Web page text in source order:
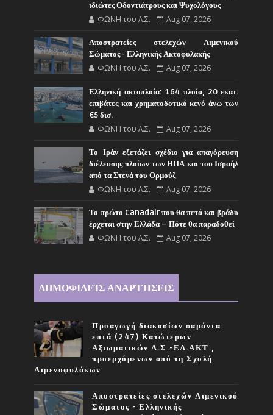
ιδιώτες Οδοντιάτρους και Ψυχολόγους
ΦΩΝΗ του Λ.Σ. Aug 07, 2026
Αποστρατείες στελεχών Λιμενικού
Σώματος - Ελληνικής Ακτοφυλακής
ΦΩΝΗ του Λ.Σ. Aug 07, 2026
Ελληνική ακτοπλοΐα: 164 πλοία, 20 εκατ.
επιβάτες και χρηματοδοτικό κενό άνω των
€5 δισ.
ΦΩΝΗ του Λ.Σ. Aug 07, 2026
Το Ιράν εξετάζει σχέδιο για απαγόρευση
διέλευσης πλοίων των ΗΠΑ και του Ισραήλ
από τα Στενά του Ορμούζ
ΦΩΝΗ του Λ.Σ. Aug 07, 2026
Το πρώτο Canadair που θα πετά και βράδυ
έρχεται στην Ελλάδα – Πότε θα παραδοθεί
ΦΩΝΗ του Λ.Σ. Aug 07, 2026
ΔΗΜΟΦΙΛΕΊΣ ΑΝΑΡΤΉΣΕΙΣ
Προαγωγή διακοσίων σαράντα
επτά (247) Κατώτερων
Αξιωματικών Λ.Σ.-ΕΛ.ΑΚΤ.,
προερχόμενων από τη Σχολή
Λιμενοφυλάκων
Αποστρατείες στελεχών Λιμενικού
Σώματος - Ελληνικής